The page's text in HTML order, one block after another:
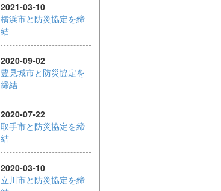
千葉県
東京都
神奈川県
新潟県
富山県
石川県
山梨県
2021-03-10
横浜市と防災協定を締
結
2020-09-02
豊見城市と防災協定を
締結
2020-07-22
取手市と防災協定を締
結
2020-03-10
立川市と防災協定を締